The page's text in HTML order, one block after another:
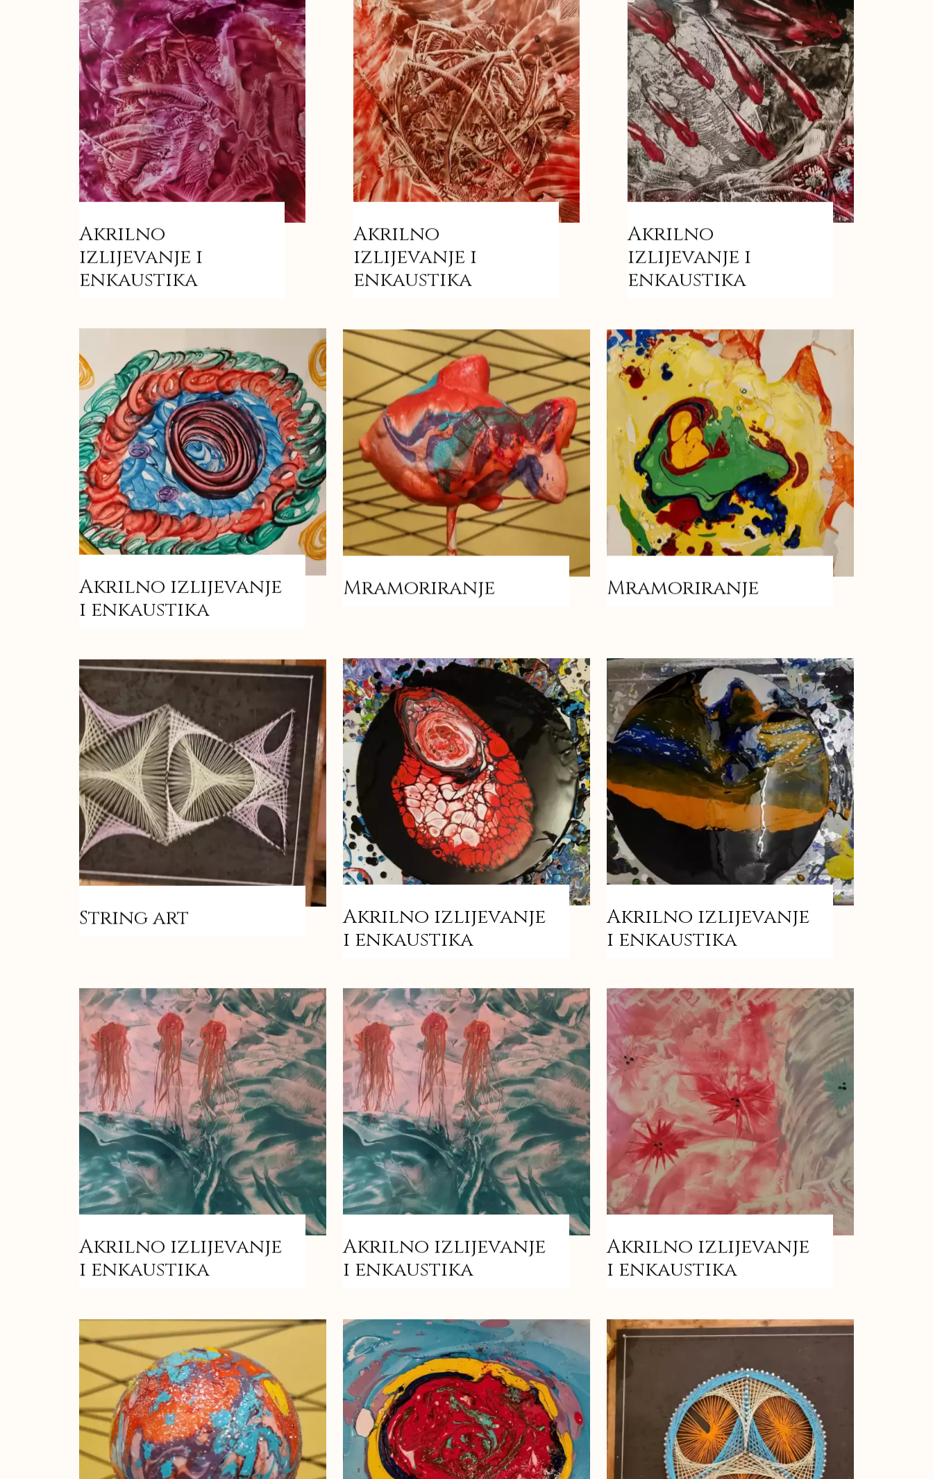
Akrilno
izlijevanje i
enkaustika
Akrilno
izlijevanje i
enkaustika
Akrilno
izlijevanje i
enkaustika
Akrilno izlijevanje
i enkaustika
Mramoriranje Mramoriranje
String art
Akrilno izlijevanje
i enkaustika
Akrilno izlijevanje
i enkaustika
Akrilno izlijevanje
i enkaustika
Akrilno izlijevanje
i enkaustika
Akrilno izlijevanje
i enkaustika